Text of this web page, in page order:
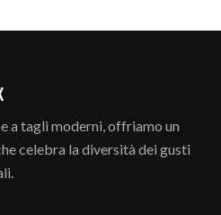
a tagli moderni, offriamo un
celebra la diversità dei gusti